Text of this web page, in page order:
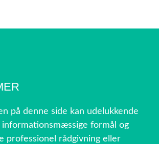
på denne side kan udelukkende
formål og
professionel rådgivning eller